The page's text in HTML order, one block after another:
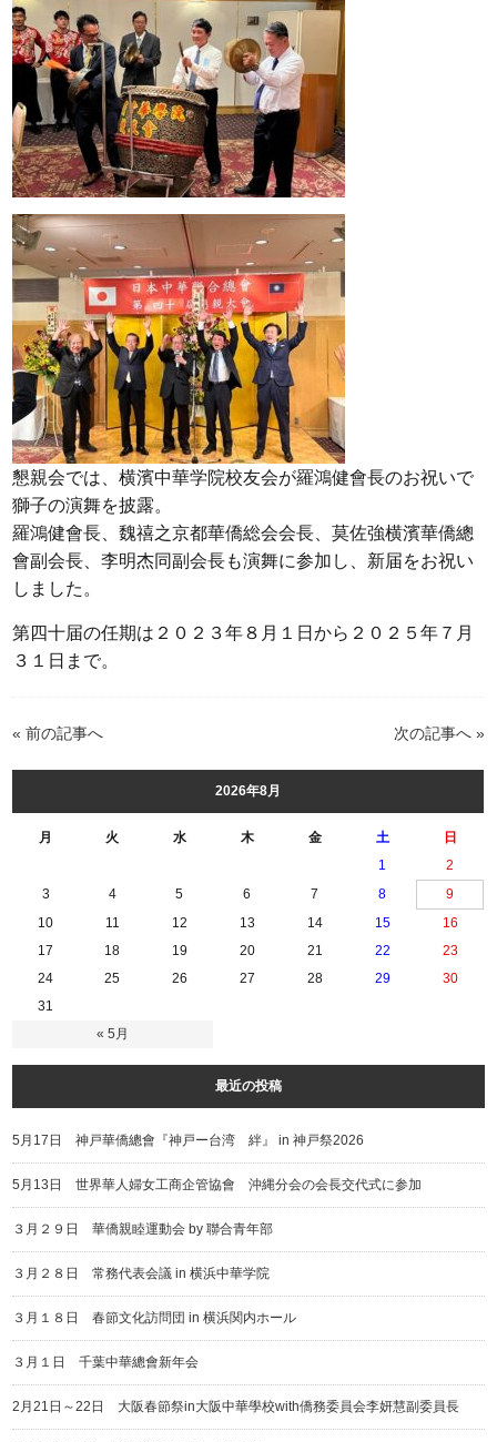
懇親会では、横濱中華学院校友会が羅鴻健會長のお祝いで
獅子の演舞を披露。
羅鴻健會長、魏禧之京都華僑総会会長、莫佐強横濱華僑總
會副会長、李明杰同副会長も演舞に参加し、新届をお祝い
しました。
第四十届の任期は２０２３年８月１日から２０２５年７月
３１日まで。
« 前の記事へ 次の記事へ »
2026年8月
月 火 水 木 金 土 日
« 5月
1
2
3
4 5 6 7 8
9
10
11 12 13 14 15
16
17
18 19 20 21 22
23
24
25 26 27 28 29
30
31
最近の投稿
5月17日 神戸華僑總會『神戸ー台湾 絆』 in 神戸祭2026
5月13日 世界華人婦女工商企管協會 沖縄分会の会長交代式に参加
３月２９日 華僑親睦運動会 by 聯合青年部
３月２８日 常務代表会議 in 横浜中華学院
３月１８日 春節文化訪問団 in 横浜関内ホール
３月１日 千葉中華總會新年会
2月21日～22日 大阪春節祭in大阪中華學校with僑務委員会李妍慧副委員長